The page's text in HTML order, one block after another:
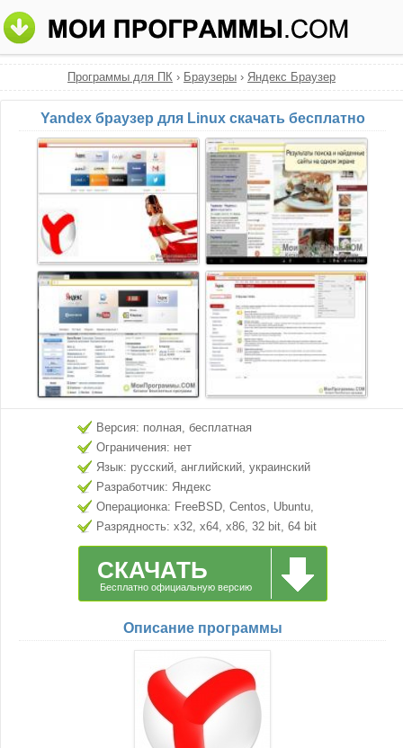
Программы для ПК › Браузеры › Яндекс Браузер
Yandex браузер для Linux скачать бесплатно
Версия: полная, бесплатная
Ограничения: нет
Язык: русский, английский, украинский
Разработчик: Яндекс
Операционка: FreeBSD, Centos, Ubuntu,
Debian
Разрядность: x32, x64, x86, 32 bit, 64 bit
СКАЧАТЬ
Бесплатно официальную версию
Описание программы